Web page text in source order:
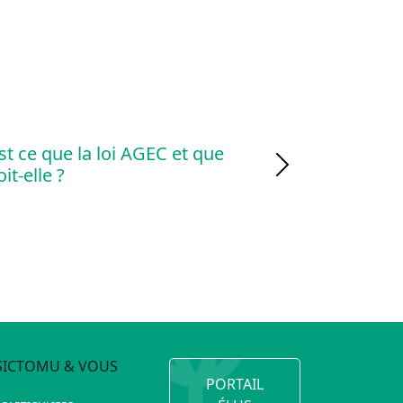
ce que la loi AGEC et que
elle ?
Next
& VOUS
PORTAIL